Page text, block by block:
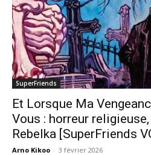
SuperFriends
Et Lorsque Ma
Vous : horreur
Rebelka [SuperFriends
Arno Kikoo - 3 février 2026